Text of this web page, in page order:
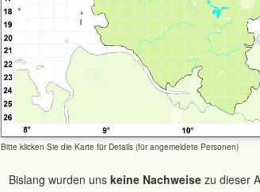
Bitte klicken Sie die Karte für Details (für angemeldete Personen)
Bislang wurden uns keine Nachweise zu dieser